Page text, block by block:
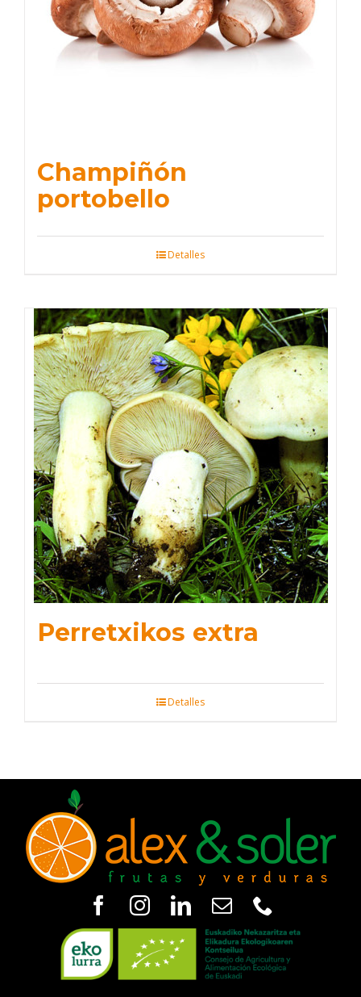
Champiñón
portobello
Detalles
Perretxikos extra
Detalles